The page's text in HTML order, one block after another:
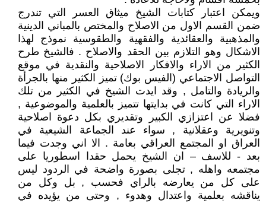
ويمكن اعتبار كتابات الشيخ ميثاق العسر التي تندرج
ضمن القسم الاول من الاصلاح والمختص بالمباني الدينية
والمذهبية والعقائدية والفقهية والطقوسية نموذج لهذا
الاشكال وهو التلازم بين الحقد والاصلاح . فالشيخ طرح
الكثير من الاراء والافكار الاصلاحية والنقدية في موقع
التواصل الاجتماعي (الفيس بوك) تميز الكثير منها بالجرأة
والريادة والتامل , وقد ايدت الشيخ في الكثير من تلك
الاراء التي كانت في بدايتها تتميز بالعلمية والموضوعية ,
فضلا عن اعتزازي الكبير وتقديري بكل دعوة اصلاحية
وتنويرية وعقلانية , سواء عند الجماعة الشيعية في
العراق او المجتمع العراقي بعامة . الا اني وجدت فيما
بعد - للاسف – ان الشيخ يحمل حقدا اسطوريا على
مجتمعه واهله , تجلى بصورة واضحة في الردود ليس
على كل من يعارضه بالراي فحسب , بل وكل من
يناقشه بعلمية واعتدال وهدوء , وحتى من يؤيده في